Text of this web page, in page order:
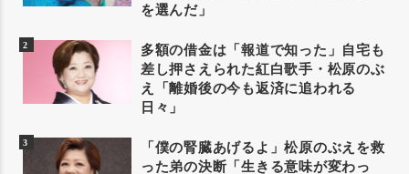
を選んだ」
多額の借金は「報道で知った」自宅も
差し押さえられた紅白歌手・松原のぶ
え「離婚後の今も返済に追われる
日々」
「僕の腎臓あげるよ」松原のぶえを救
った弟の決断「生きる意味が変わっ